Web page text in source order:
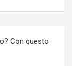
Con questo